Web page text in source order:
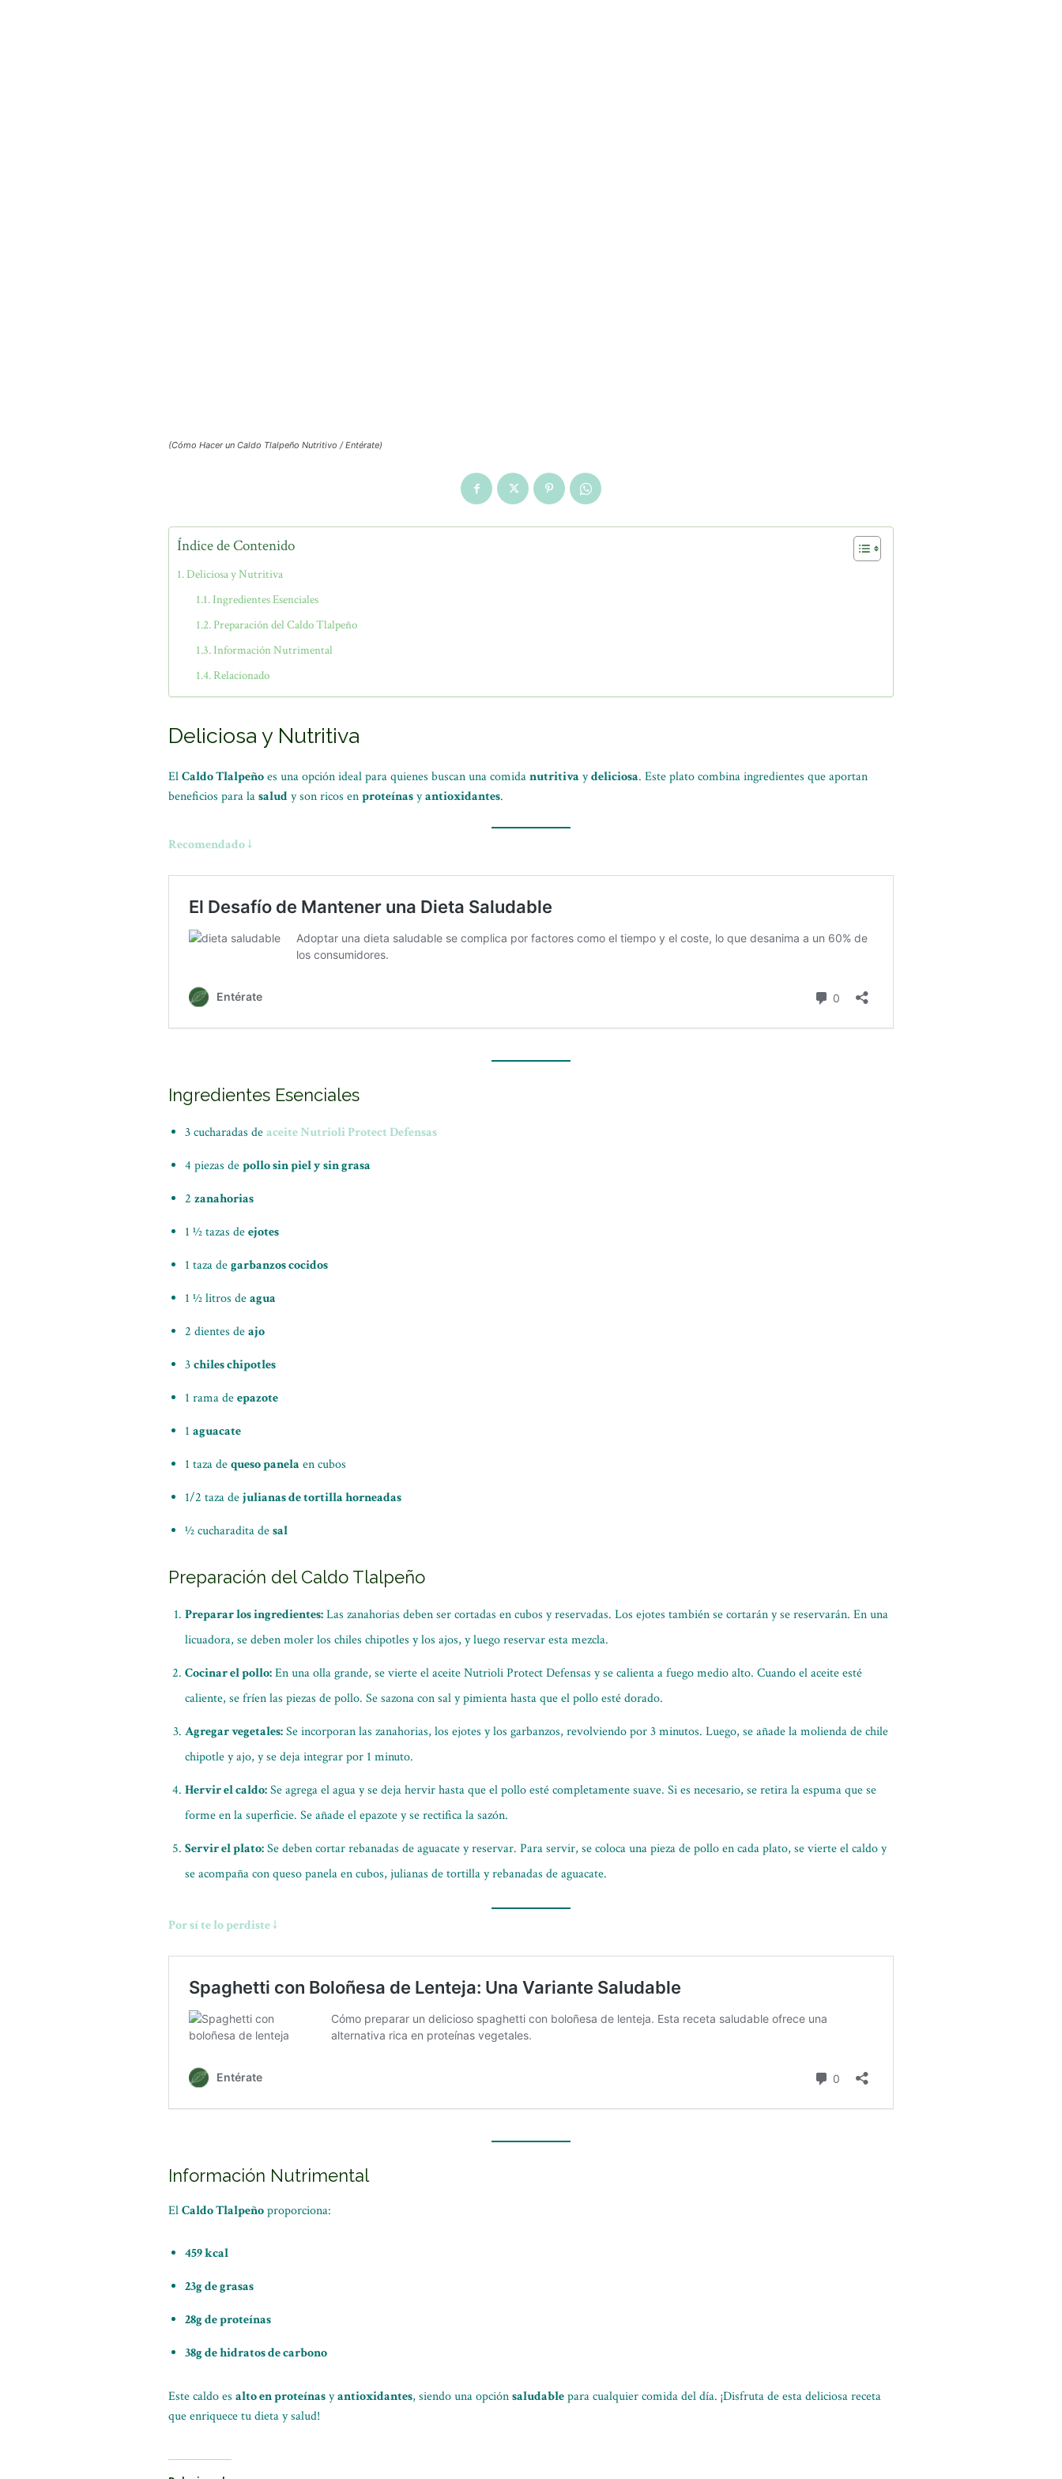
(Cómo Hacer un Caldo Tlalpeño Nutritivo / Entérate)
Índice de Contenido
Deliciosa y Nutritiva
Ingredientes Esenciales
Preparación del Caldo Tlalpeño
Información Nutrimental
Relacionado
Deliciosa y Nutritiva
ElCaldo Tlalpeñoes una opción ideal para quienes buscan una comidanutritiva ydeliciosa. Este plato combina ingredientes que aportan
beneficios para lasaludy son ricos enproteínasyantioxidantes.
Recomendado ↓
Ingredientes Esenciales
3 cucharadas deaceite Nutrioli Protect Defensas
4 piezas depollo sin piel y sin grasa
2 zanahorias
1 ½ tazas deejotes
1 taza degarbanzos cocidos
1 ½ litros deagua
2 dientes deajo
3chiles chipotles
1 rama deepazote
1 aguacate
1 taza dequeso panela en cubos
1/2 taza dejulianas de tortilla horneadas
½ cucharadita desal
Preparación del Caldo Tlalpeño
Preparar los ingredientes:Las zanahorias deben ser cortadas en cubos y reservadas. Los ejotes también se cortarán y se reservarán. En una
licuadora, se deben moler los chiles chipotles y los ajos, y luego reservar esta mezcla.
Cocinar el pollo:En una olla grande, se vierte el aceite Nutrioli Protect Defensas y se calienta a fuego medio alto. Cuando el aceite esté
caliente, se fríen las piezas de pollo. Se sazona con sal y pimienta hasta que el pollo esté dorado.
Agregar vegetales:Se incorporan las zanahorias, los ejotes y los garbanzos, revolviendo por 3 minutos. Luego, se añade la molienda de chile
chipotle y ajo, y se deja integrar por 1 minuto.
Hervir el caldo:Se agrega el agua y se deja hervir hasta que el pollo esté completamente suave. Si es necesario, se retira la espuma que se
forme en la superficie. Se añade el epazote y se rectifica la sazón.
Servir el plato:Se deben cortar rebanadas de aguacate y reservar. Para servir, se coloca una pieza de pollo en cada plato, se vierte el caldo y
se acompaña con queso panela en cubos, julianas de tortilla y rebanadas de aguacate.
Por sí te lo perdiste ↓
Información Nutrimental
ElCaldo Tlalpeñoproporciona:
459 kcal
23g de grasas
28g de proteínas
38g de hidratos de carbono
Este caldo es alto en proteínasyantioxidantes, siendo una opciónsaludablepara cualquier comida del día. ¡Disfruta de esta deliciosa receta
que enriquece tu dieta y salud!